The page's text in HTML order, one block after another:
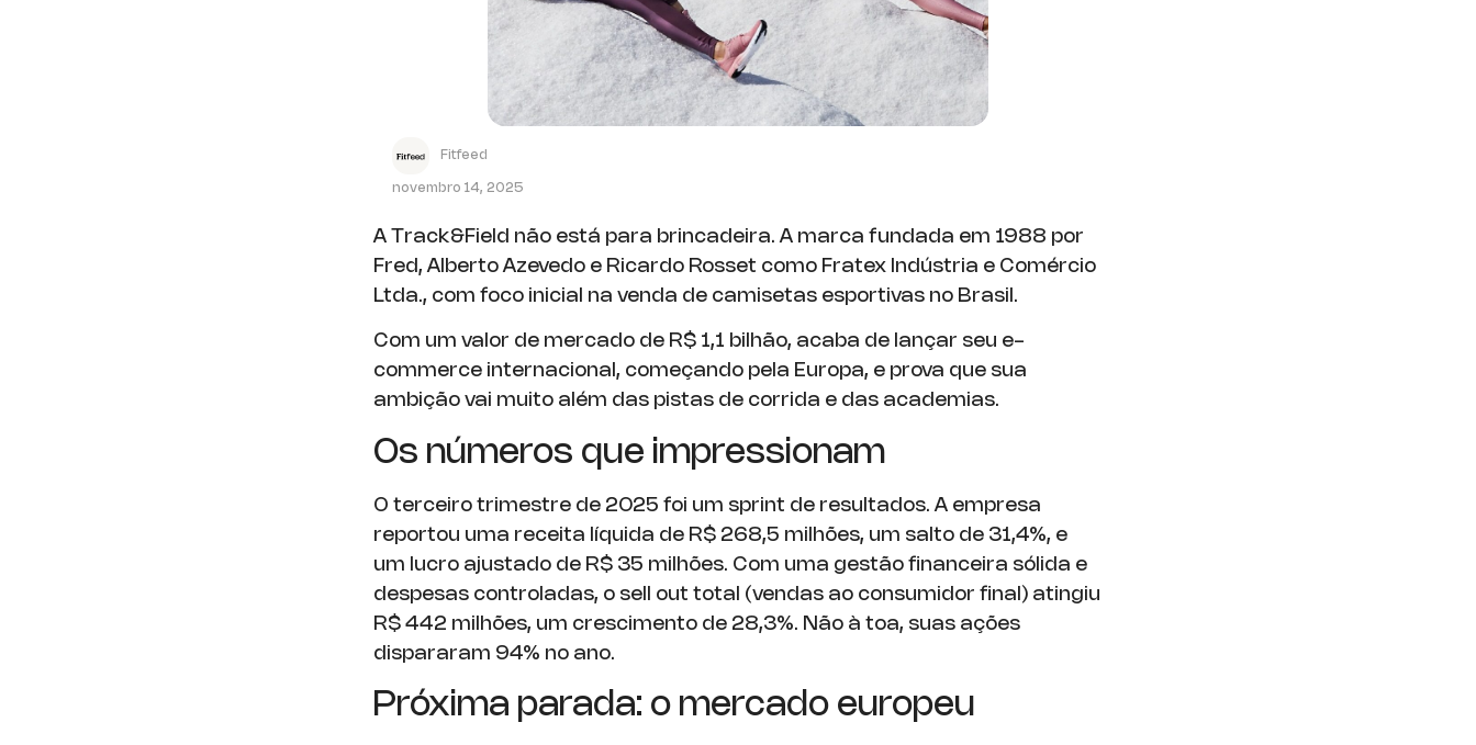
Fitfeed
novembro 14, 2025
A Track&Field não está para brincadeira. A marca fundada em 1988 por
Fred, Alberto Azevedo e Ricardo Rosset como Fratex Indústria e Comércio
Ltda., com foco inicial na venda de camisetas esportivas no Brasil.
Com um valor de mercado de R$ 1,1 bilhão, acaba de lançar seu e-
commerce internacional, começando pela Europa, e prova que sua
ambição vai muito além das pistas de corrida e das academias.
Os números que impressionam
O terceiro trimestre de 2025 foi um sprint de resultados. A empresa
reportou uma receita líquida de R$ 268,5 milhões, um salto de 31,4%, e
um lucro ajustado de R$ 35 milhões. Com uma gestão financeira sólida e
despesas controladas, o sell out total (vendas ao consumidor final) atingiu
R$ 442 milhões, um crescimento de 28,3%. Não à toa, suas ações
dispararam 94% no ano.
Próxima parada: o mercado europeu